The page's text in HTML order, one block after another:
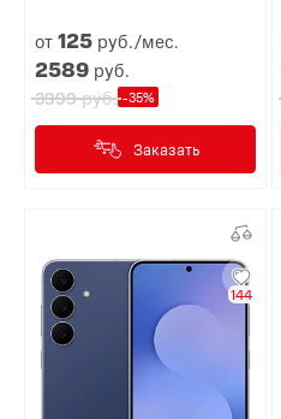
от125 руб./мес.
2589 руб.
3999руб. -35%
Заказать
144